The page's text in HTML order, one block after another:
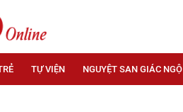
TỰ VIỆN NGUYỆT SAN GIÁC NGỘ